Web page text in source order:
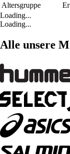
Altersgruppe
Loading...
Loading...
Alle unsere